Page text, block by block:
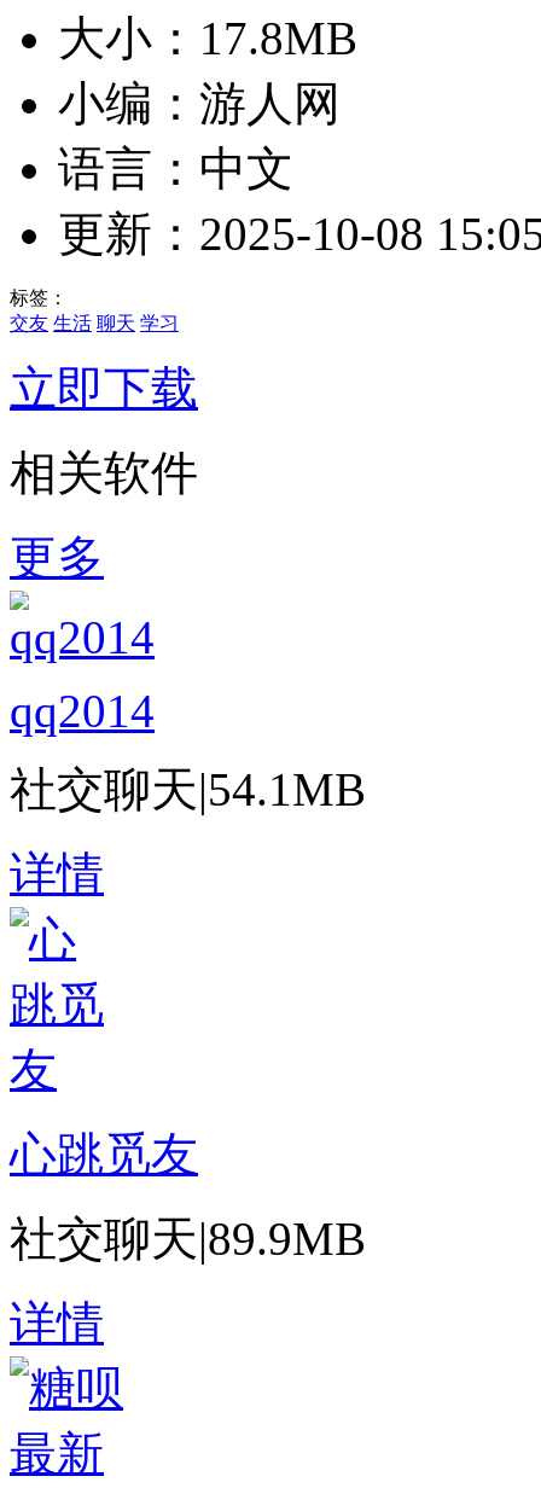
大小：17.8MB
小编：游人网
语言：中文
更新：2025-10-08
标签：
交友 生活 聊天 学习
立即下载
相关软件
更多
qq2014
社交聊天|54.1MB
详情
心跳觅友
社交聊天|89.9MB
详情